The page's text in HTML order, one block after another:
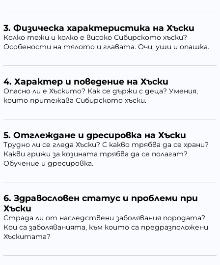
3. Физическа характеристика на Хъски
Колко тежи и колко е високо Сибирското хъски?
Особености на тялото и главата. Очи, уши и опашка.
4. Характер и поведение на Хъски
Опасно ли е Хъскито? Как се държи с деца? Умения,
които притежава Сибирското хъски.
5. Отглеждане и дресировка на Хъски
Трудно ли се гледа Хъски? С какво трябва да се храни?
Какви грижи за козината трябва да се полагат?
Обучение и дресировка.
6. Здравословен статус и проблеми при
Хъски
Страда ли от наследствени заболявания породата?
Кои са заболяванията, към които са предразположени
Хъскитата?